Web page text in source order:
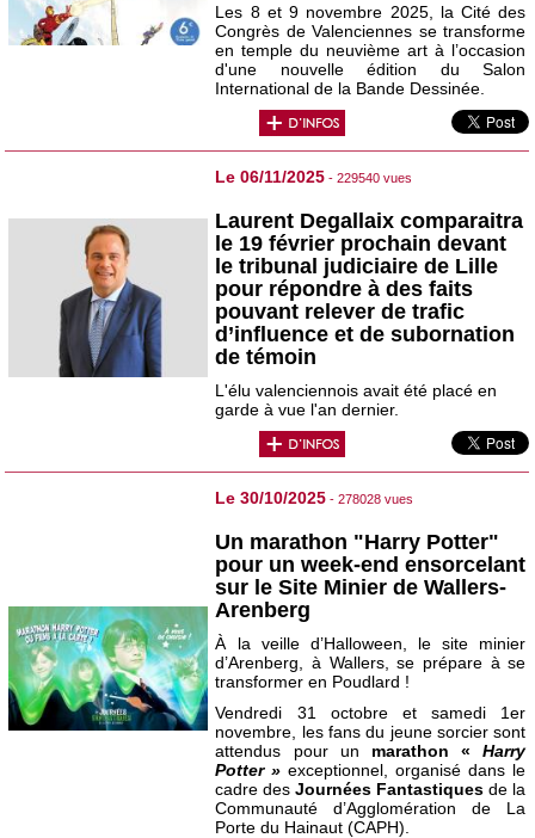
Les 8 et 9 novembre 2025, la Cité des
Congrès de Valenciennes se transforme
en temple du neuvième art à l’occasion
d'une nouvelle édition du Salon
International de la Bande Dessinée.
Le 06/11/2025 - 229540 vues
Laurent Degallaix comparaitra
le 19 février prochain devant
le tribunal judiciaire de Lille
pour répondre à des faits
pouvant relever de trafic
d’influence et de subornation
de témoin
L'élu valenciennois avait été placé en
garde à vue l'an dernier.
Le 30/10/2025 - 278028 vues
Un marathon "Harry Potter"
pour un week-end ensorcelant
sur le Site Minier de Wallers-
Arenberg
À la veille d’Halloween, le site minier
d’Arenberg, à Wallers, se prépare à se
transformer en Poudlard !
Vendredi 31 octobre et samedi 1er
novembre, les fans du jeune sorcier sont
attendus pour un marathon «Harry
Potter » exceptionnel, organisé dans le
cadre desJournées Fantastiques de la
Communauté d’Agglomération de La
Porte du Hainaut (CAPH).